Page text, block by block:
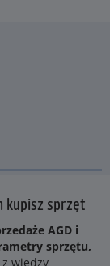
kupisz sprzęt
AGD i
sprzętu,
wiedzy